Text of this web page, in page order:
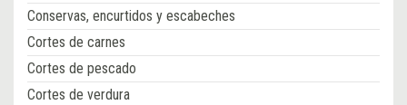
Conservas, encurtidos y escabeches
Cortes de carnes
Cortes de pescado
Cortes de verdura